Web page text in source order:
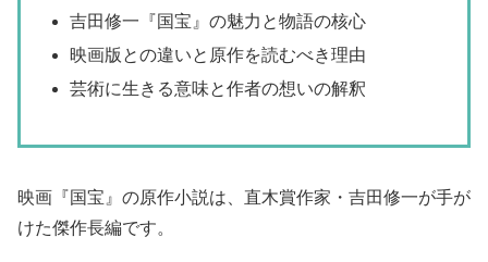
吉田修一『国宝』の魅力と物語の核心
映画版との違いと原作を読むべき理由
芸術に生きる意味と作者の想いの解釈
映画『国宝』の原作小説は、直木賞作家・吉田修一が手が
けた傑作長編です。